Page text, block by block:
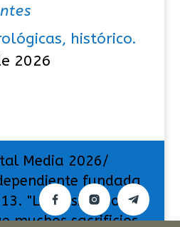
histórico.
2026
Media 2026/
fundada
"La pasión por
muchos sacrificios,